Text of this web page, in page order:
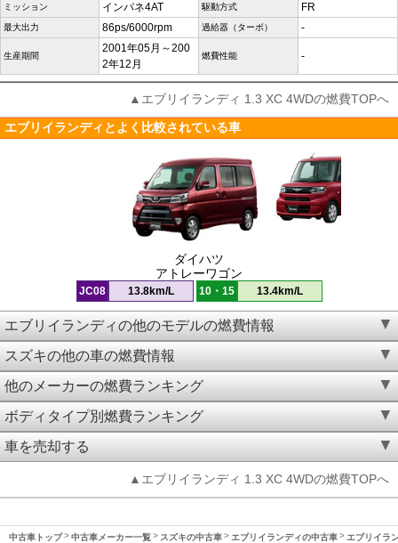
ミッション インパネ4AT 駆動方式 FR
最大出力 86ps/6000rpm 過給器（ターボ） -
生産期間
2001年05月～200
2年12月
燃費性能 -
▲エブリイランディ 1.3 XC 4WDの燃費TOPへ
エブリイランディとよく比較されている車
ダイハツ
アトレーワゴン
JC08 13.8km/L 10・15 13.4km/L
エブリイランディの他のモデルの燃費情報
スズキの他の車の燃費情報
他のメーカーの燃費ランキング
ボディタイプ別燃費ランキング
車を売却する
▲エブリイランディ 1.3 XC 4WDの燃費TOPへ
中古車トップ 中古車メーカー一覧 スズキの中古車 エブリイランディの中古車 エブリイラ